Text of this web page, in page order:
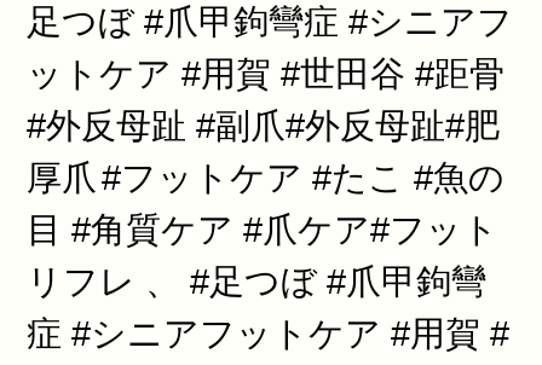
足つぼ #爪甲鉤彎症 #シニアフ
ットケア #用賀 #世田谷 #距骨
#外反母趾 #副爪#外反母趾#肥
厚爪 #フットケア #たこ #魚の
目 #角質ケア #爪ケア#フット
リフレ 、 #足つぼ #爪甲鉤彎
症 #シニアフットケア #用賀 #